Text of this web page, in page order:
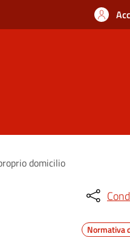
domicilio
Normativa